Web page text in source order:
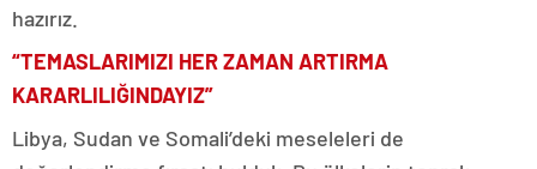
hazırız.
“TEMASLARIMIZI HER ZAMAN ARTIRMA
KARARLILIĞINDAYIZ”
Libya, Sudan ve Somali’deki meseleleri de